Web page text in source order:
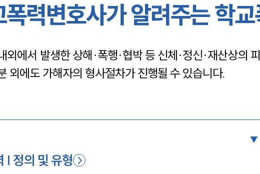
력변호사가 알려주는 학
외에서 발생한 상해·폭행·협박 등 신체·정신·재산상의
외에도 가해자의 형사절차가 진행될 수 있습니다.
| 정의 및 유형